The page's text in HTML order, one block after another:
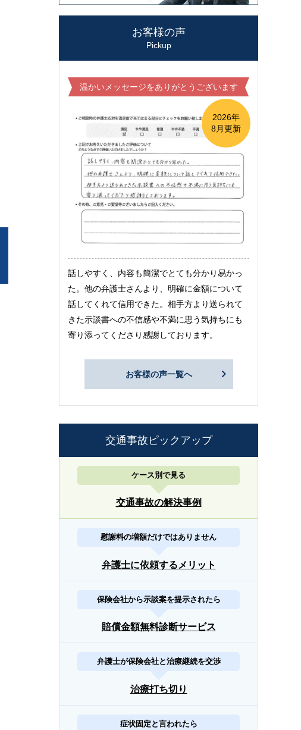
お客様の声
Pickup
温かいメッセージをありがとうございます
2026年
8月更新
話しやすく、内容も簡潔でとても分かり易かっ
た。他の弁護士さんより、明確に金額について
話してくれて信用できた。相手方より送られて
きた示談書への不信感や不満に思う気持ちにも
寄り添ってくださり感謝しております。
お客様の声一覧へ
交通事故ピックアップ
ケース別で見る
交通事故の解決事例
慰謝料の増額だけではありません
弁護士に依頼するメリット
保険会社から示談案を提示されたら
賠償金額無料診断サービス
弁護士が保険会社と治療継続を交渉
治療打ち切り
症状固定と言われたら